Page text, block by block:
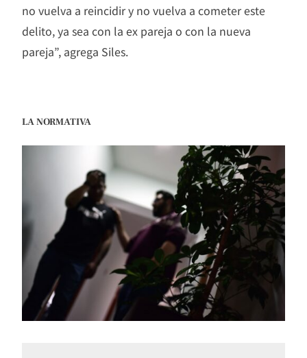
no vuelva a reincidir y no vuelva a cometer este
delito, ya sea con la ex pareja o con la nueva
pareja”, agrega Siles.
LA NORMATIVA